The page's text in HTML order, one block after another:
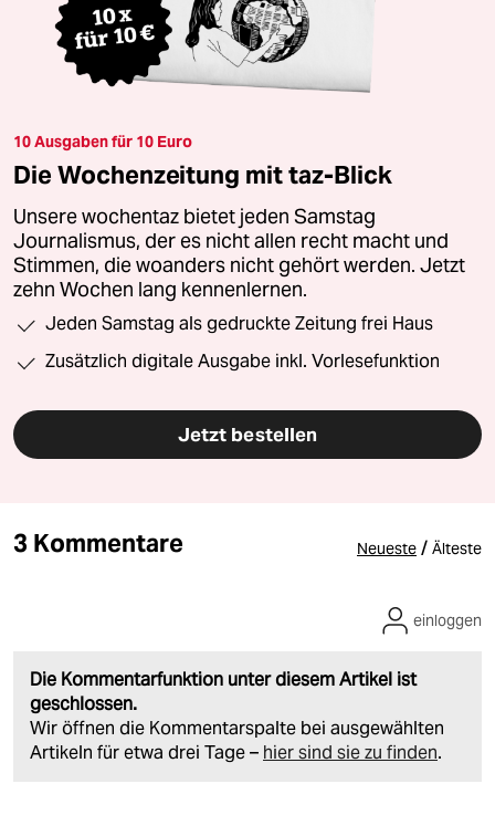
10 Ausgaben für 10 Euro
Die Wochenzeitung mit taz-Blick
Unsere wochentaz bietet jeden Samstag
Journalismus, der es nicht allen recht macht und
Stimmen, die woanders nicht gehört werden. Jetzt
zehn Wochen lang kennenlernen.
Jeden Samstag als gedruckte Zeitung frei Haus
Zusätzlich digitale Ausgabe inkl. Vorlesefunktion
Jetzt bestellen
3 Kommentare Neueste / Älteste
Die Kommentarfunktion unter diesem Artikel ist
geschlossen.
Wir öffnen die Kommentarspalte bei ausgewählten
Artikeln für etwa drei Tage – hier sind sie zu finden.
einloggen